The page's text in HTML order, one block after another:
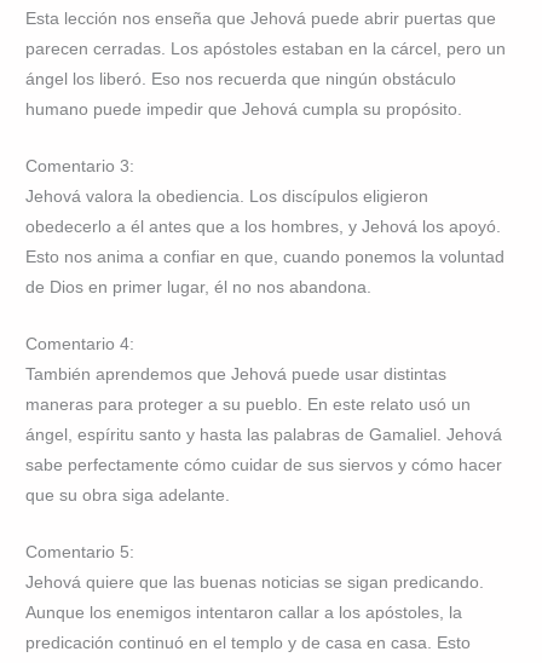
Esta lección nos enseña que Jehová puede abrir puertas que
parecen cerradas. Los apóstoles estaban en la cárcel, pero un
ángel los liberó. Eso nos recuerda que ningún obstáculo
humano puede impedir que Jehová cumpla su propósito.
Comentario 3:
Jehová valora la obediencia. Los discípulos eligieron
obedecerlo a él antes que a los hombres, y Jehová los apoyó.
Esto nos anima a confiar en que, cuando ponemos la voluntad
de Dios en primer lugar, él no nos abandona.
Comentario 4:
También aprendemos que Jehová puede usar distintas
maneras para proteger a su pueblo. En este relato usó un
ángel, espíritu santo y hasta las palabras de Gamaliel. Jehová
sabe perfectamente cómo cuidar de sus siervos y cómo hacer
que su obra siga adelante.
Comentario 5:
Jehová quiere que las buenas noticias se sigan predicando.
Aunque los enemigos intentaron callar a los apóstoles, la
predicación continuó en el templo y de casa en casa. Esto